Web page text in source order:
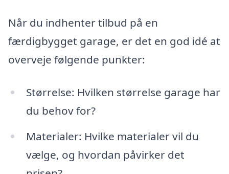
Når du indhenter tilbud på en
færdigbygget garage, er det en god idé at
overveje følgende punkter:
Størrelse: Hvilken størrelse garage har
du behov for?
Materialer: Hvilke materialer vil du
vælge, og hvordan påvirker det